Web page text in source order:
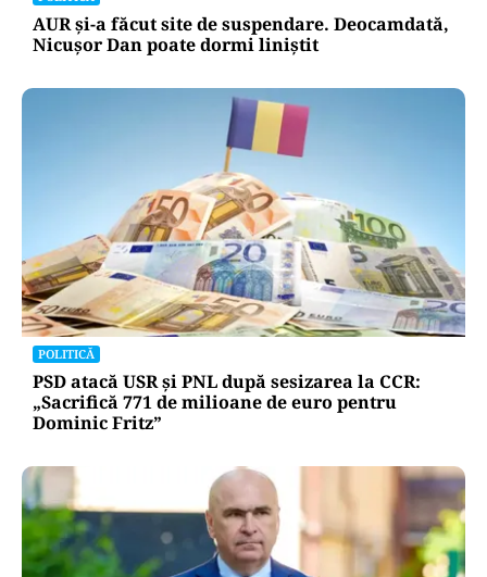
AUR și-a făcut site de suspendare. Deocamdată,
Nicușor Dan poate dormi liniștit
POLITICĂ
PSD atacă USR și PNL după sesizarea la CCR:
„Sacrifică 771 de milioane de euro pentru
Dominic Fritz”